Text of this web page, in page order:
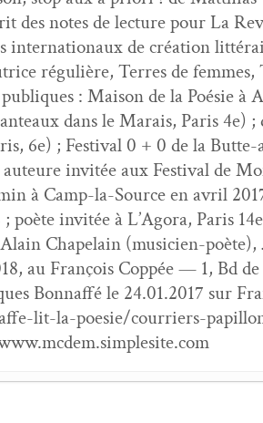
des notes de lec­ture pour La
inter­na­tionaux de créa­tion
régulière, Ter­res de
: Mai­son de la Poésie à
dans le Marais, Paris 4e)
6e) ; Fes­ti­val 0 + 0 de la Butte-
invitée aux Fes­ti­val de
à Camp-la-Source en avril
poète invitée à L’Agora, Paris
Chapelain (musi­cien-
au François Cop­pée — 1, Bd
Bon­naf­fé le 24.01.2017 sur
lit-la-poesie/courriers-